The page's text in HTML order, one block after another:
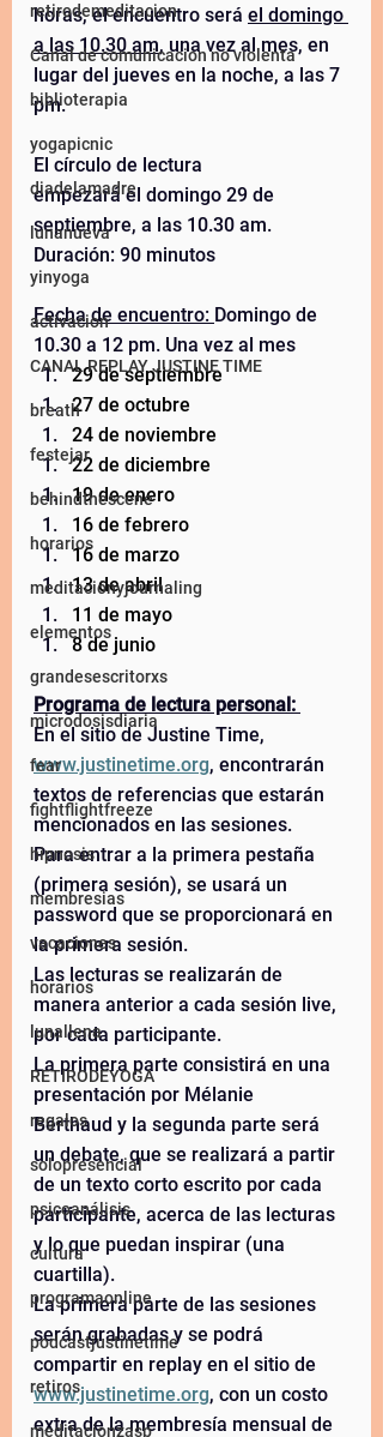
retirodemeditacion
Canal de comunicacion no violenta
biblioterapia
yogapicnic
diadelamadre
lunanueva
yinyoga
activacion
CANAL REPLAY JUSTINE TIME
breath
festejar
behindthescene
horarios
meditaciónyjournaling
elementos
grandesescritorxs
microdosisdiaria
fear
fightflightfreeze
hipnosis
membresias
vacaciones
horarios
lunallena
RETIRODEYOGA
regalos
solopresencial
psicoanálisis
cultura
programaonline
podcastjustinetime
retiros
meditacionzasp
horas, el encuentro será el domingo
a las 10.30 am, una vez al mes, en
lugar del jueves en la noche, a las 7
pm.
El círculo de lectura
empezará el domingo 29 de
septiembre, a las 10.30 am.
Duración: 90 minutos
Fecha de encuentro: Domingo de
10.30 a 12 pm. Una vez al mes
29 de septiembre
27 de octubre
24 de noviembre
22 de diciembre
19 de enero
16 de febrero
16 de marzo
13 de abril
11 de mayo
8 de junio
Programa de lectura personal:
En el sitio de Justine Time,
www.justinetime.org, encontrarán
textos de referencias que estarán
mencionados en las sesiones.
Para entrar a la primera pestaña
(primera sesión), se usará un
password que se proporcionará en
la primera sesión.
Las lecturas se realizarán de
manera anterior a cada sesión live,
por cada participante.
La primera parte consistirá en una
presentación por Mélanie
Berthaud y la segunda parte será
un debate, que se realizará a partir
de un texto corto escrito por cada
participante, acerca de las lecturas
y lo que puedan inspirar (una
cuartilla).
La primera parte de las sesiones
serán grabadas y se podrá
compartir en replay en el sitio de
www.justinetime.org, con un costo
extra de la membresía mensual de